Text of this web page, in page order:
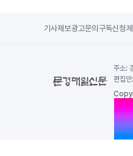
기사제보광고문의 구독신청
주소:
편집인:
Copy